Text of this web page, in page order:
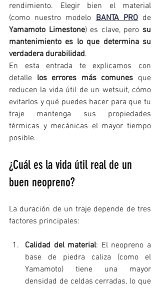
rendimiento. Elegir bien el material
(como nuestro modelo BANTA PRO
Yamamoto Limestone) es clave, pero su
mantenimiento es lo que determina su
verdadera durabilidad.
En esta entrada te explicamos con
detalle los errores más comunes que
reducen la vida útil de un wetsuit, cómo
evitarlos y qué puedes hacer para que tu
traje mantenga sus propiedades
térmicas y mecánicas el mayor tiempo
posible.
¿Cuál es la vida útil real de un
buen neopreno?
La duración de un traje depende de tres
factores principales:
Calidad del material: El neopreno a
base de piedra caliza (como el
Yamamoto) tiene una mayor
densidad de celdas cerradas, lo que